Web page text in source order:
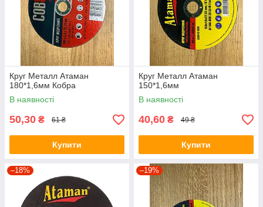
Круг Металл Атаман
180*1,6мм Кобра
В наявності
50,30 ₴ 61 ₴
Купити
Круг Металл Атаман
150*1,6мм
В наявності
40,60 ₴ 49 ₴
Купити
–18% –19%